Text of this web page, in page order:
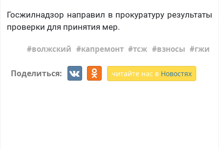
Госжилнадзор направил в прокуратуру результаты
проверки для принятия мер.
волжский капремонт тсж взносы гжи
Поделиться: читайте нас в Новостях